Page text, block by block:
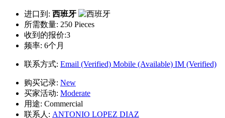
进口到: 西班牙
所需数量: 250 Pieces
收到的报价:3
频率: 6个月
联系方式: Email (Verified) Mobile (Available) IM (Verified)
购买记录: New
买家活动: Moderate
用途: Commercial
联系人: ANTONIO LOPEZ DIAZ